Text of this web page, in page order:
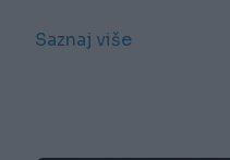
Saznaj više